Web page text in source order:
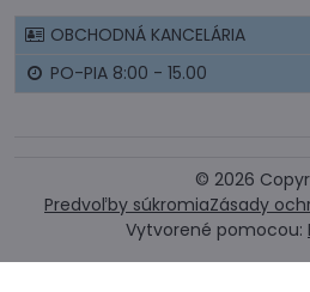
OBCHODNÁ KANCELÁRIA
PO-PIA 8:00 - 15.00
© 2026
Predvoľby súkromiaZásady
Vytvorené pomocou: